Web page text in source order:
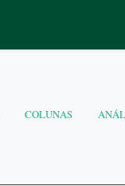
COLUNAS